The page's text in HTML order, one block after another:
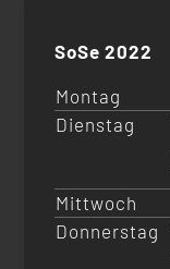
SoSe 2022
Montag
Dienstag
Mittwoch
Donnerstag